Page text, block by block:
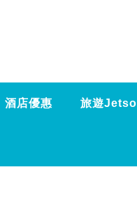
酒店優惠 旅遊Jetso